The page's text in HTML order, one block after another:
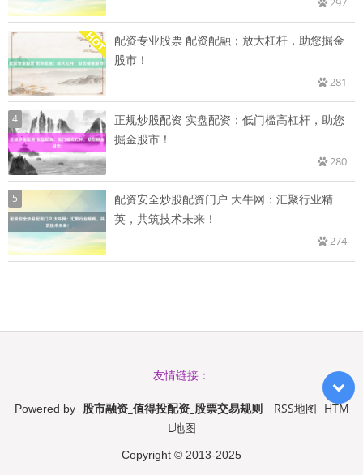
配资专业股票 配资配融：放大杠杆，助您掘金
股市！
281
4
正规炒股配资 实盘配资：低门槛高杠杆，助您
掘金股市！
280
5
配资安全炒股配资门户 大牛网：汇聚行业精
英，共筑技术未来！
274
友情链接：
Powered by 股市融资_值得投配资_股票交易规则 RSS地图 HTM
L地图
Copyright © 2013-2025